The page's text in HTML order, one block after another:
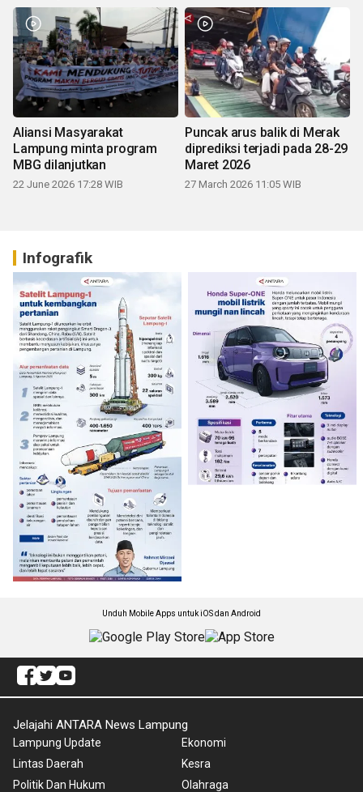
Aliansi Masyarakat
Lampung minta program
MBG dilanjutkan
22 June 2026 17:28 WIB
Puncak arus balik di Merak
diprediksi terjadi pada 28-29
Maret 2026
27 March 2026 11:05 WIB
Infografik
Unduh Mobile Apps untuk iOS dan Android
Jelajahi ANTARA News Lampung
Lampung Update
Lintas Daerah
Politik Dan Hukum
Ekonomi
Kesra
Olahraga